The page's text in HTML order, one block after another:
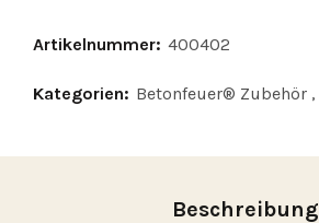
Artikelnummer: 400402
Kategorien: Betonfeuer® Zubehör ,
Beschreibung